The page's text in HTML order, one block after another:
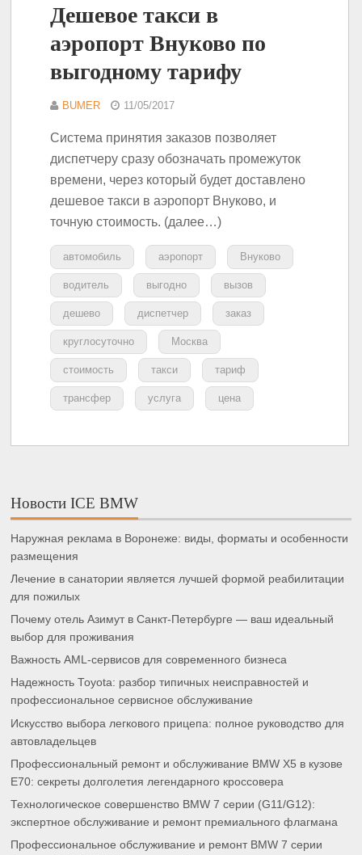
Дешевое такси в
аэропорт Внуково по
выгодному тарифу
BUMER 11/05/2017
Система принятия заказов позволяет
диспетчеру сразу обозначать промежуток
времени, через который будет доставлено
дешевое такси в аэропорт Внуково, и
точную стоимость. (далее…)
автомобиль аэропорт Внуково
водитель выгодно вызов
дешево диспетчер заказ
круглосуточно Москва
стоимость такси тариф
трансфер услуга цена
Новости ICE BMW
Наружная реклама в Воронеже: виды, форматы и особенности
размещения
Лечение в санатории является лучшей формой реабилитации
для пожилых
Почему отель Азимут в Санкт-Петербурге — ваш идеальный
выбор для проживания
Важность AML-сервисов для современного бизнеса
Надежность Toyota: разбор типичных неисправностей и
профессиональное сервисное обслуживание
Искусство выбора легкового прицепа: полное руководство для
автовладельцев
Профессиональный ремонт и обслуживание BMW X5 в кузове
E70: секреты долголетия легендарного кроссовера
Технологическое совершенство BMW 7 серии (G11/G12):
экспертное обслуживание и ремонт премиального флагмана
Профессиональное обслуживание и ремонт BMW 7 серии